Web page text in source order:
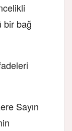
bir bağ
Sayın